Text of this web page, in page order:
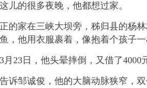
的很多夜晚，他都想过家。
家在三峡大坝旁，秭归县的杨林
，他用衣服裹着，像抱着个孩子一
日，他头晕摔倒，又借了4000
邹诚俊，他的大脑动脉狭窄，双